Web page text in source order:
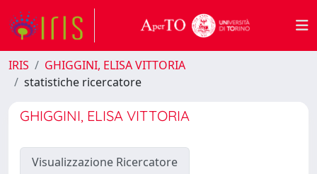
IRIS
GHIGGINI, ELISA VITTORIA
statistiche ricercatore
GHIGGINI, ELISA VITTORIA
Visualizzazione Ricercatore